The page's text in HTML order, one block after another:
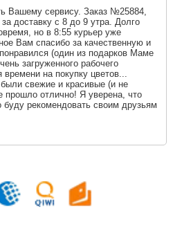
Вашему сервису. Заказ №25884,
доставку с 8 до 9 утра. Долго
но в 8:55 курьер уже
Вам спасибо за качественную и
(один из подарков Маме
загруженного рабочего
на покупку цветов...
свежие и красивые (и не
прошло отлично! Я уверена, что
рекомендовать своим друзьям